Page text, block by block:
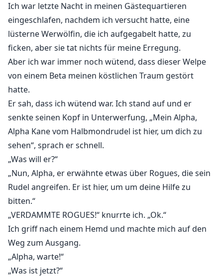
Ich war letzte Nacht in meinen Gästequartieren
eingeschlafen, nachdem ich versucht hatte, eine
lüsterne Werwölfin, die ich aufgegabelt hatte, zu
ficken, aber sie tat nichts für meine Erregung.
Aber ich war immer noch wütend, dass dieser Welpe
von einem Beta meinen köstlichen Traum gestört
hatte.
Er sah, dass ich wütend war. Ich stand auf und er
senkte seinen Kopf in Unterwerfung, „Mein Alpha,
Alpha Kane vom Halbmondrudel ist hier, um dich zu
sehen“, sprach er schnell.
„Was will er?“
„Nun, Alpha, er erwähnte etwas über Rogues, die sein
Rudel angreifen. Er ist hier, um um deine Hilfe zu
bitten.“
„VERDAMMTE ROGUES!“ knurrte ich. „Ok.“
Ich griff nach einem Hemd und machte mich auf den
Weg zum Ausgang.
„Alpha, warte!“
„Was ist jetzt?“